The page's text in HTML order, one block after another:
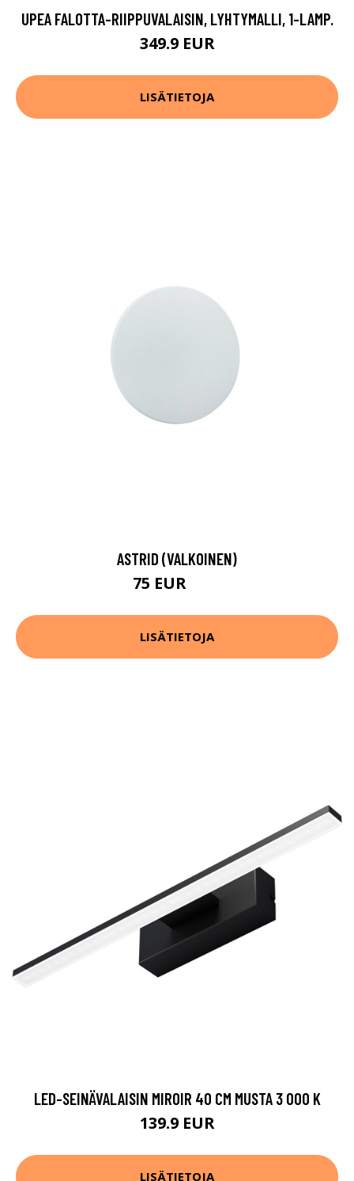
UPEA FALOTTA-RIIPPUVALAISIN, LYHTYMALLI, 1-LAMP.
349.9 EUR
LISÄTIETOJA
ASTRID (VALKOINEN)
75 EUR
LISÄTIETOJA
LED-SEINÄVALAISIN MIROIR 40 CM MUSTA 3 000 K
139.9 EUR
LISÄTIETOJA